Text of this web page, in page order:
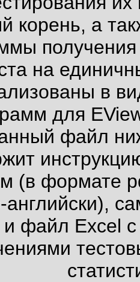
корень, а
на
в
для
файл
(в формате
английски),
и файл Excel